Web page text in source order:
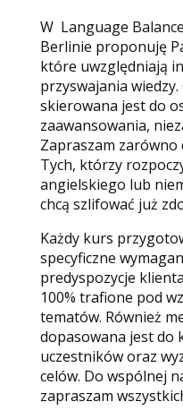
W Language
Berlinie proponuję
które uwzględniają
przyswajania
skierowana jest do
zaawansowania,
Zapraszam zarówno
Tych, którzy
angielskiego lub
chcą szlifować już
Każdy kurs
specyficzne
predyspozycje
100% trafione pod
tematów. Również
dopasowana jest do
uczestników oraz
celów. Do wspólnej
zapraszam